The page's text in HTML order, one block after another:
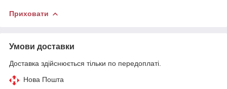
Приховати
Умови доставки
Доставка здійснюється тільки по передоплаті.
Нова Пошта